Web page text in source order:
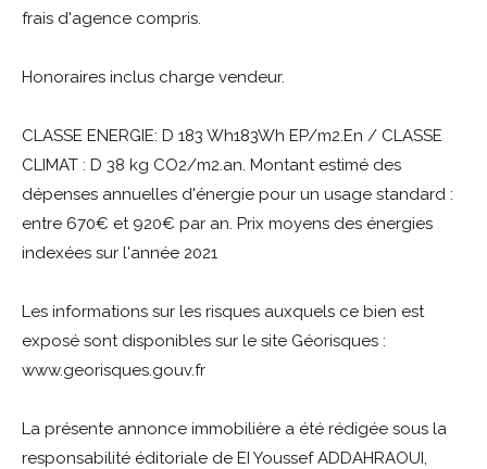
frais d'agence compris.
Honoraires inclus charge vendeur.
CLASSE ENERGIE: D 183 Wh183Wh EP/m2.En / CLASSE
CLIMAT : D 38 kg CO2/m2.an. Montant estimé des
dépenses annuelles d'énergie pour un usage standard :
entre 670€ et 920€ par an. Prix moyens des énergies
indexées sur l'année 2021
Les informations sur les risques auxquels ce bien est
exposé sont disponibles sur le site Géorisques :
www.georisques.gouv.fr
La présente annonce immobilière a été rédigée sous la
responsabilité éditoriale de EI Youssef ADDAHRAOUI,